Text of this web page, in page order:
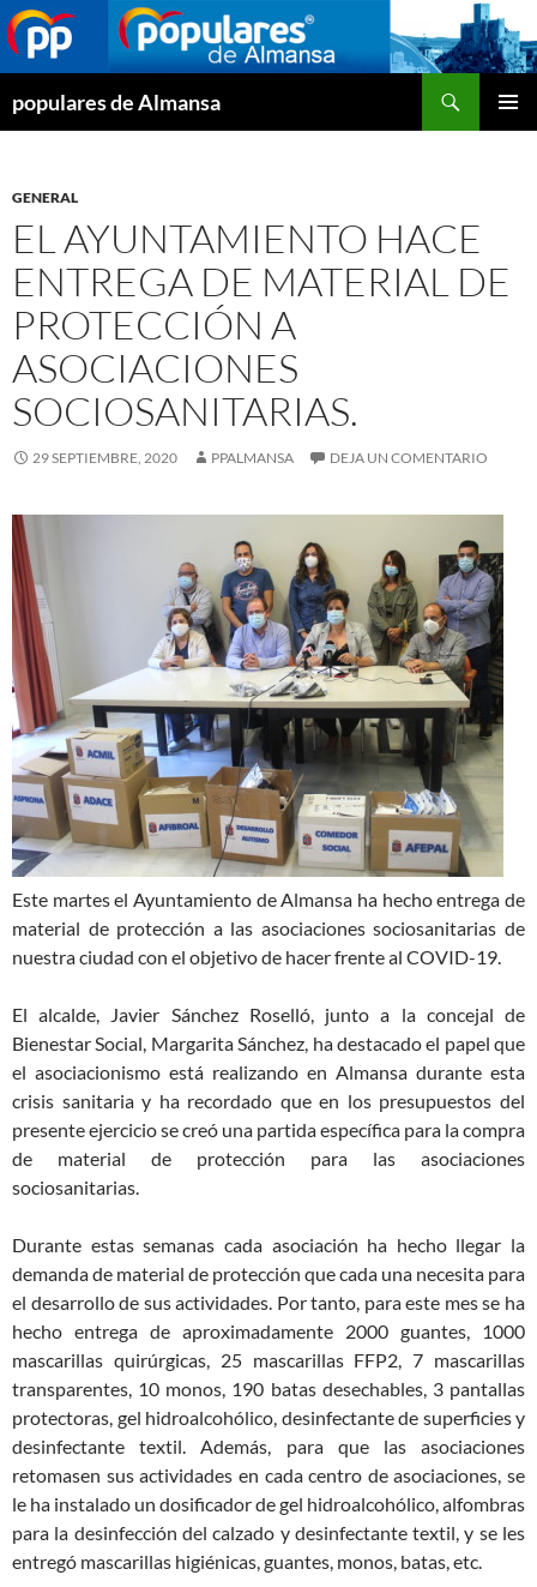
populares de Almansa
GENERAL
EL AYUNTAMIENTO HACE
ENTREGA DE MATERIAL DE
PROTECCIÓN A
ASOCIACIONES
SOCIOSANITARIAS.
29 SEPTIEMBRE, 2020 PPALMANSA DEJA UN COMENTARIO
Este martes el Ayuntamiento de Almansa ha hecho entrega de
material de protección a las asociaciones sociosanitarias de
nuestra ciudad con el objetivo de hacer frente al COVID-19.
El alcalde, Javier Sánchez Roselló, junto a la concejal de
Bienestar Social, Margarita Sánchez, ha destacado el papel que
el asociacionismo está realizando en Almansa durante esta
crisis sanitaria y ha recordado que en los presupuestos del
presente ejercicio se creó una partida específica para la compra
de material de protección para las asociaciones
sociosanitarias.
Durante estas semanas cada asociación ha hecho llegar la
demanda de material de protección que cada una necesita para
el desarrollo de sus actividades. Por tanto, para este mes se ha
hecho entrega de aproximadamente 2000 guantes, 1000
mascarillas quirúrgicas, 25 mascarillas FFP2, 7 mascarillas
transparentes, 10 monos, 190 batas desechables, 3 pantallas
protectoras, gel hidroalcohólico, desinfectante de superficies y
desinfectante textil. Además, para que las asociaciones
retomasen sus actividades en cada centro de asociaciones, se
le ha instalado un dosificador de gel hidroalcohólico, alfombras
para la desinfección del calzado y desinfectante textil, y se les
entregó mascarillas higiénicas, guantes, monos, batas, etc.